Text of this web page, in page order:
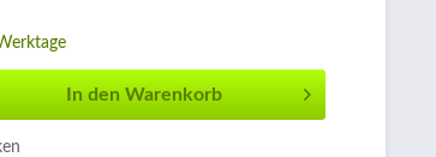
In den Warenkorb